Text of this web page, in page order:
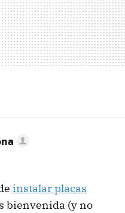
instalar placas
bienvenida (y no